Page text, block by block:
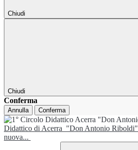
Chiudi
Chiudi
Conferma
Annulla Conferma
Didattico di Acerra "Don Antonio Riboldi"
nuova...